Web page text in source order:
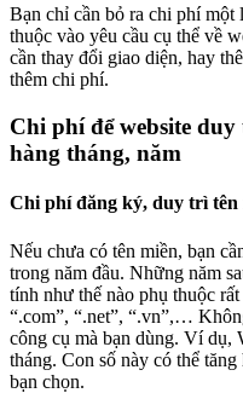
Bạn chỉ cần bỏ ra chi phí một
thuộc vào yêu cầu cụ thể về
cần thay đổi giao diện, hay
thêm chi phí.
Chi phí để website
hàng tháng, năm
Chi phí đăng ký, duy trì tên
Nếu chưa có tên miền, bạn
trong năm đầu. Những năm
tính như thế nào phụ thuộc
“.com”, “.net”, “.vn”,…
công cụ mà bạn dùng. Ví dụ,
tháng. Con số này có thể
bạn chọn.